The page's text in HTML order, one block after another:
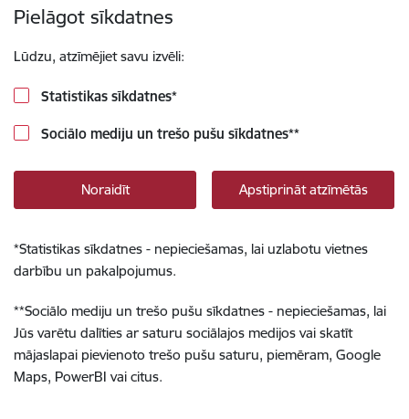
Pielāgot sīkdatnes
Lūdzu, atzīmējiet savu izvēli:
Statistikas sīkdatnes*
Sociālo mediju un trešo pušu sīkdatnes**
Noraidīt Apstiprināt atzīmētās
*Statistikas sīkdatnes - nepieciešamas, lai uzlabotu vietnes
darbību un pakalpojumus.
**Sociālo mediju un trešo pušu sīkdatnes - nepieciešamas, lai
Jūs varētu dalīties ar saturu sociālajos medijos vai skatīt
mājaslapai pievienoto trešo pušu saturu, piemēram, Google
Maps, PowerBI vai citus.